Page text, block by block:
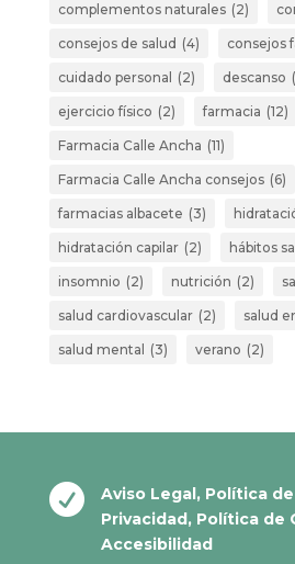
complementos naturales (2)
consejos de salud (4) consejos
cuidado personal (2) descanso
ejercicio físico (2) farmacia (12)
Farmacia Calle Ancha (11)
Farmacia Calle Ancha consejos (6)
farmacias albacete (3)
hidratación capilar (2) hábitos
insomnio (2) nutrición (2)
salud cardiovascular (2) salud
salud mental (3) verano (2)
 Aviso Legal , Política de
Privacidad , Política de
Accesibilidad